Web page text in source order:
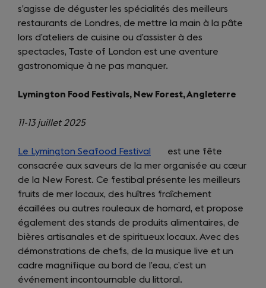
s’agisse de déguster les spécialités des meilleurs
restaurants de Londres, de mettre la main à la pâte
lors d’ateliers de cuisine ou d’assister à des
spectacles, Taste of London est une aventure
gastronomique à ne pas manquer.
Lymington Food Festivals, New Forest, Angleterre
11-13 juillet 2025
Le Lymington Seafood Festival
(opens
in
a
new
tab)
est une fête
consacrée aux saveurs de la mer organisée au cœur
de la New Forest. Ce festibal présente les meilleurs
fruits de mer locaux, des huîtres fraîchement
écaillées ou autres rouleaux de homard, et propose
également des stands de produits alimentaires, de
bières artisanales et de spiritueux locaux. Avec des
démonstrations de chefs, de la musique live et un
cadre magnifique au bord de l’eau, c’est un
événement incontournable du littoral.